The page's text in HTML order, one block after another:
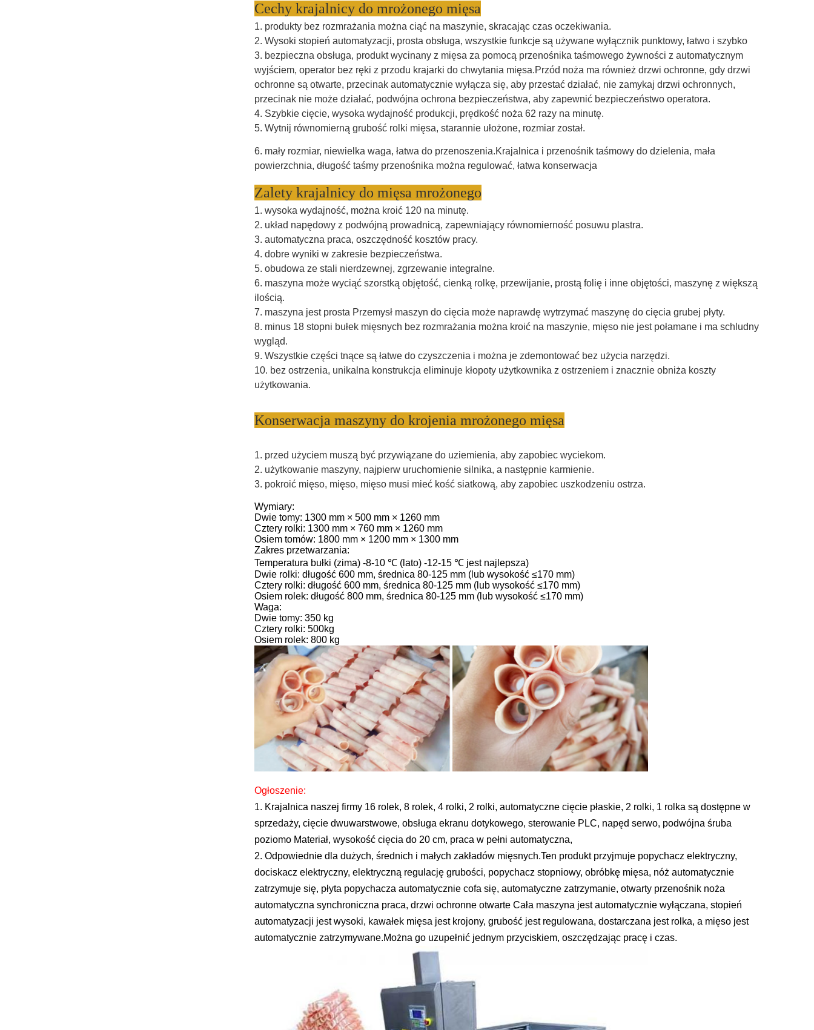
Cechy krajalnicy do mrożonego mięsa
1. produkty bez rozmrażania można ciąć na maszynie, skracając czas oczekiwania.
2. Wysoki stopień automatyzacji, prosta obsługa, wszystkie funkcje są używane wyłącznik punktowy, łatwo i szybko
3. bezpieczna obsługa, produkt wycinany z mięsa za pomocą przenośnika taśmowego żywności z automatycznym
wyjściem, operator bez ręki z przodu krajarki do chwytania mięsa.Przód noża ma również drzwi ochronne, gdy drzwi
ochronne są otwarte, przecinak automatycznie wyłącza się, aby przestać działać, nie zamykaj drzwi ochronnych,
przecinak nie może działać, podwójna ochrona bezpieczeństwa, aby zapewnić bezpieczeństwo operatora.
4. Szybkie cięcie, wysoka wydajność produkcji, prędkość noża 62 razy na minutę.
5. Wytnij równomierną grubość rolki mięsa, starannie ułożone, rozmiar został.
6. mały rozmiar, niewielka waga, łatwa do przenoszenia.Krajalnica i przenośnik taśmowy do dzielenia, mała
powierzchnia, długość taśmy przenośnika można regulować, łatwa konserwacja
Zalety krajalnicy do mięsa mrożonego
1. wysoka wydajność, można kroić 120 na minutę.
2. układ napędowy z podwójną prowadnicą, zapewniający równomierność posuwu plastra.
3. automatyczna praca, oszczędność kosztów pracy.
4. dobre wyniki w zakresie bezpieczeństwa.
5. obudowa ze stali nierdzewnej, zgrzewanie integralne.
6. maszyna może wyciąć szorstką objętość, cienką rolkę, przewijanie, prostą folię i inne objętości, maszynę z większą
ilością.
7. maszyna jest prosta Przemysł maszyn do cięcia może naprawdę wytrzymać maszynę do cięcia grubej płyty.
8. minus 18 stopni bułek mięsnych bez rozmrażania można kroić na maszynie, mięso nie jest połamane i ma schludny
wygląd.
9. Wszystkie części tnące są łatwe do czyszczenia i można je zdemontować bez użycia narzędzi.
10. bez ostrzenia, unikalna konstrukcja eliminuje kłopoty użytkownika z ostrzeniem i znacznie obniża koszty
użytkowania.
Konserwacja maszyny do krojenia mrożonego mięsa
1. przed użyciem muszą być przywiązane do uziemienia, aby zapobiec wyciekom.
2. użytkowanie maszyny, najpierw uruchomienie silnika, a następnie karmienie.
3. pokroić mięso, mięso, mięso musi mieć kość siatkową, aby zapobiec uszkodzeniu ostrza.
Wymiary:
Dwie tomy: 1300 mm × 500 mm × 1260 mm
Cztery rolki: 1300 mm × 760 mm × 1260 mm
Osiem tomów: 1800 mm × 1200 mm × 1300 mm
Zakres przetwarzania:
Temperatura bułki (zima) -8-10 ℃ (lato) -12-15 ℃ jest najlepsza)
Dwie rolki: długość 600 mm, średnica 80-125 mm (lub wysokość ≤170 mm)
Cztery rolki: długość 600 mm, średnica 80-125 mm (lub wysokość ≤170 mm)
Osiem rolek: długość 800 mm, średnica 80-125 mm (lub wysokość ≤170 mm)
Waga:
Dwie tomy: 350 kg
Cztery rolki: 500kg
Osiem rolek: 800 kg
Ogłoszenie:
1. Krajalnica naszej firmy 16 rolek, 8 rolek, 4 rolki, 2 rolki, automatyczne cięcie płaskie, 2 rolki, 1 rolka są dostępne w
sprzedaży, cięcie dwuwarstwowe, obsługa ekranu dotykowego, sterowanie PLC, napęd serwo, podwójna śruba
poziomo Materiał, wysokość cięcia do 20 cm, praca w pełni automatyczna,
2. Odpowiednie dla dużych, średnich i małych zakładów mięsnych.Ten produkt przyjmuje popychacz elektryczny,
dociskacz elektryczny, elektryczną regulację grubości, popychacz stopniowy, obróbkę mięsa, nóż automatycznie
zatrzymuje się, płyta popychacza automatycznie cofa się, automatyczne zatrzymanie, otwarty przenośnik noża
automatyczna synchroniczna praca, drzwi ochronne otwarte Cała maszyna jest automatycznie wyłączana, stopień
automatyzacji jest wysoki, kawałek mięsa jest krojony, grubość jest regulowana, dostarczana jest rolka, a mięso jest
automatycznie zatrzymywane.Można go uzupełnić jednym przyciskiem, oszczędzając pracę i czas.